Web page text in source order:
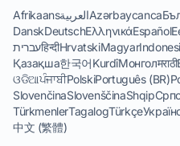
AfrikaansالعربيةAzərbaycanca
DanskDeutschΕλληνικάEspañol
עבריתहिन्दीHrvatskiMagyar
Қазақша한국어KurdîМонголमराठी
ଓଡିଆਪੰਜਾਬੀPolskiPortuguês (BR)
SlovenčinaSlovenščinaShqip
TürkmenlerTagalogTürkçe
中文 (繁體)